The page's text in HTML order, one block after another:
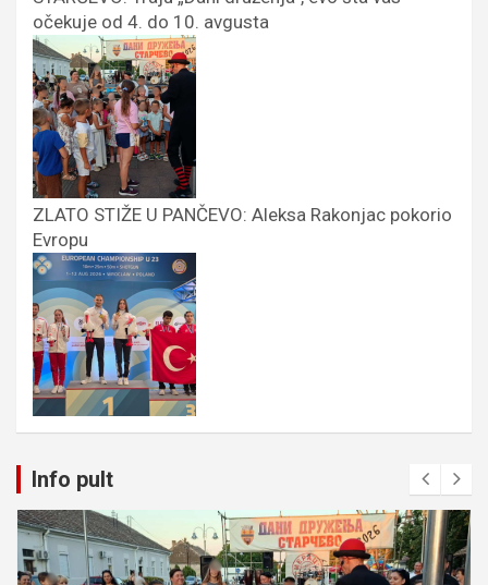
očekuje od 4. do 10. avgusta
ZLATO STIŽE U PANČEVO: Aleksa Rakonjac pokorio
Evropu
Info pult